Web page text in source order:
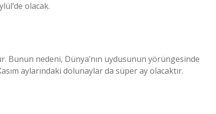
olacak.
Bunun nedeni, Dünya’nın uydusunun yörüngesinde
aylarındaki dolunaylar da süper ay olacaktır.